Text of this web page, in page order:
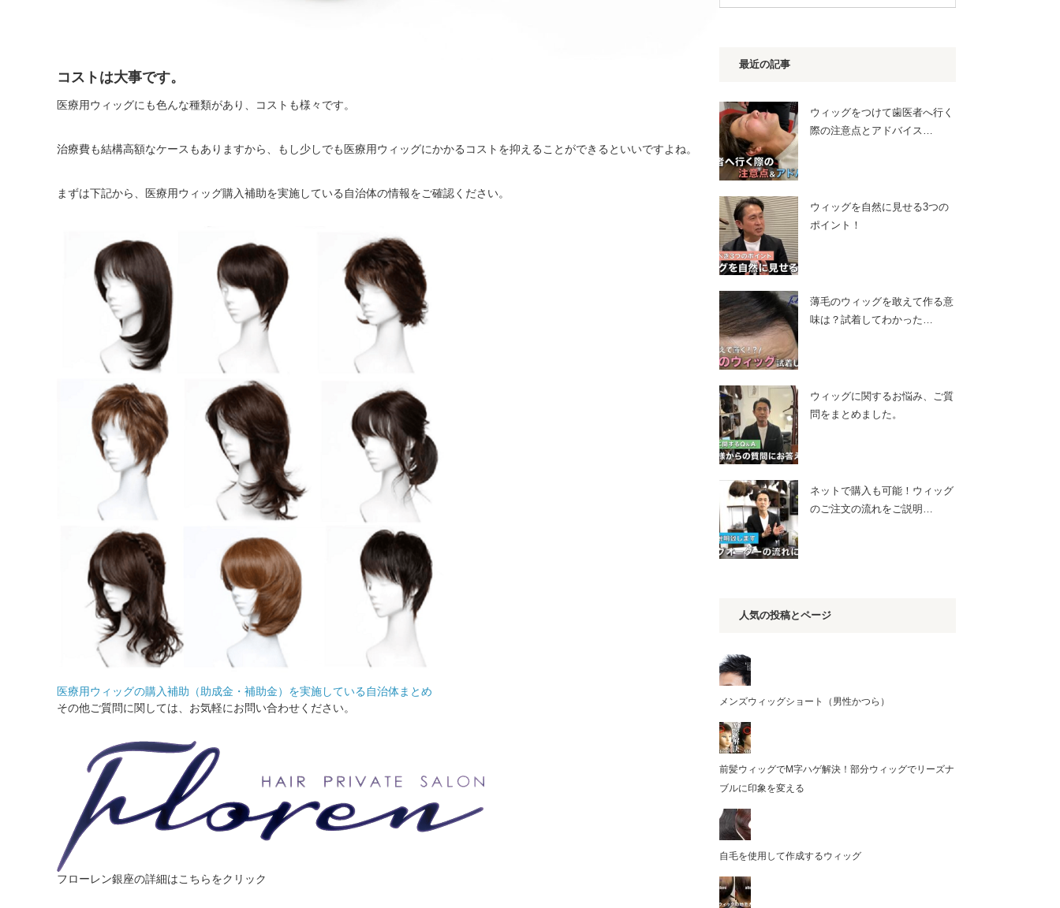
コストは大事です。
医療用ウィッグにも色んな種類があり、コストも様々です。
治療費も結構高額なケースもありますから、もし少しでも医療用ウィッグにかかるコストを抑えることができるといいですよね。
まずは下記から、医療用ウィッグ購入補助を実施している自治体の情報をご確認ください。
医療用ウィッグの購入補助（助成金・補助金）を実施している自治体まとめ
その他ご質問に関しては、お気軽にお問い合わせください。
フローレン銀座の詳細はこちらをクリック
最近の記事
ウィッグをつけて歯医者へ行く
際の注意点とアドバイス…
ウィッグを自然に見せる3つの
ポイント！
薄毛のウィッグを敢えて作る意
味は？試着してわかった…
ウィッグに関するお悩み、ご質
問をまとめました。
ネットで購入も可能！ウィッグ
のご注文の流れをご説明…
人気の投稿とページ
メンズウィッグショート（男性かつら）
前髪ウィッグでM字ハゲ解決！部分ウィッグでリーズナ
ブルに印象を変える
自毛を使用して作成するウィッグ